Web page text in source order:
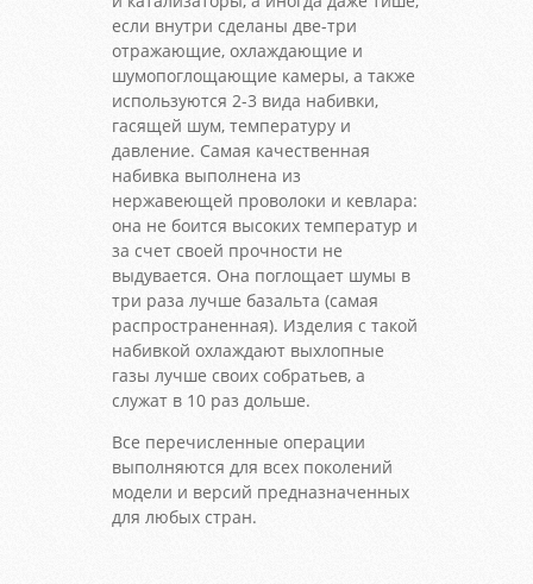
если внутри сделаны две-три
отражающие, охлаждающие и
шумопоглощающие камеры, а также
используются 2-3 вида набивки,
гасящей шум, температуру и
давление. Самая качественная
набивка выполнена из
нержавеющей проволоки и кевлара:
она не боится высоких температур и
за счет своей прочности не
выдувается. Она поглощает шумы в
три раза лучше базальта (самая
распространенная). Изделия с такой
набивкой охлаждают выхлопные
газы лучше своих собратьев, а
служат в 10 раз дольше.
Все перечисленные операции
выполняются для всех поколений
модели и версий предназначенных
для любых стран.